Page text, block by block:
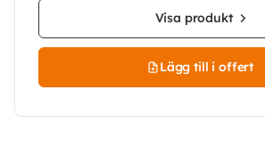
Visa produkt
Lägg till i offert